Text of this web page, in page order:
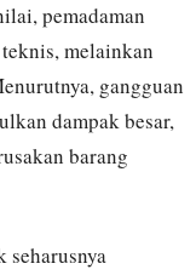
pemadaman
melainkan
gangguan
dampak besar,
barang
seharusnya